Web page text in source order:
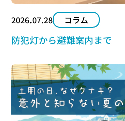
2026.07.28 コラム
防犯灯から避難案内まで